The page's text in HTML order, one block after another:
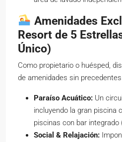
Amenidades
Resort de 5
Único)
Como propietario o huésped,
de amenidades sin
Paraíso Acuático: Un
incluyendo la gran piscina
piscinas con bar integrado
Social & Relajación: